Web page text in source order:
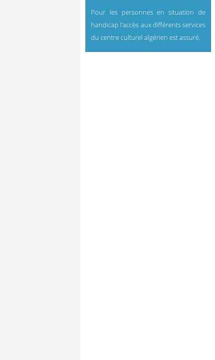
Pour les personnes en situation de
handicap l’accès aux différents services
du centre culturel algérien est assuré.